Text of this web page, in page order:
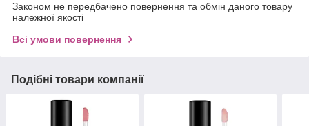
Законом не передбачено повернення та обмін даного товару
належної якості
Всі умови повернення
Подібні товари компанії